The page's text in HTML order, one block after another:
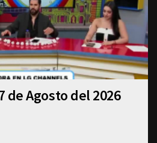
de Agosto del 2026